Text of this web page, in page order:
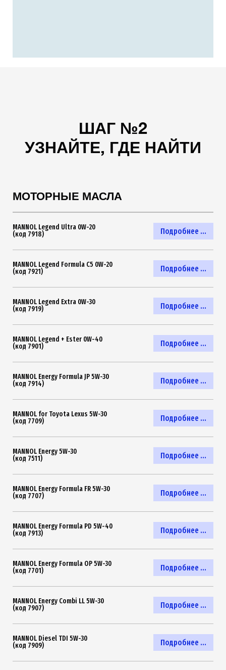
ШАГ №2
УЗНАЙТЕ, ГДЕ НАЙТИ
МОТОРНЫЕ МАСЛА
Подробнее ...
MANNOL Legend Ultra 0W-20
(код 7918)
Подробнее ...
MANNOL Legend Formula C5 0W-20
(код 7921)
Подробнее ...
MANNOL Legend Extra 0W-30
(код 7919)
Подробнее ...
MANNOL Legend + Ester 0W-40
(код 7901)
Подробнее ...
MANNOL Energy Formula JP 5W-30
(код 7914)
Подробнее ...
MANNOL for Toyota Lexus 5W-30
(код 7709)
Подробнее ...
MANNOL Energy 5W-30
(код 7511)
Подробнее ...
MANNOL Energy Formula FR 5W-30
(код 7707)
Подробнее ...
MANNOL Energy Formula PD 5W-40
(код 7913)
Подробнее ...
MANNOL Energy Formula OP 5W-30
(код 7701)
Подробнее ...
MANNOL Energy Combi LL 5W-30
(код 7907)
Подробнее ...
MANNOL Diesel TDI 5W-30
(код 7909)